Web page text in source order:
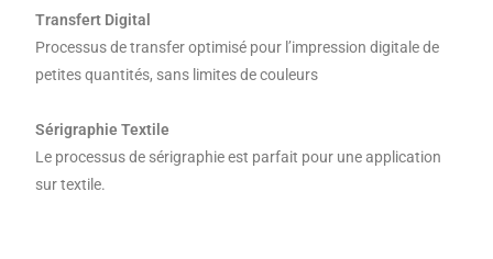
Transfert Digital
Processus de transfer optimisé pour l’impression digitale de
petites quantités, sans limites de couleurs
Sérigraphie Textile
Le processus de sérigraphie est parfait pour une application
sur textile.